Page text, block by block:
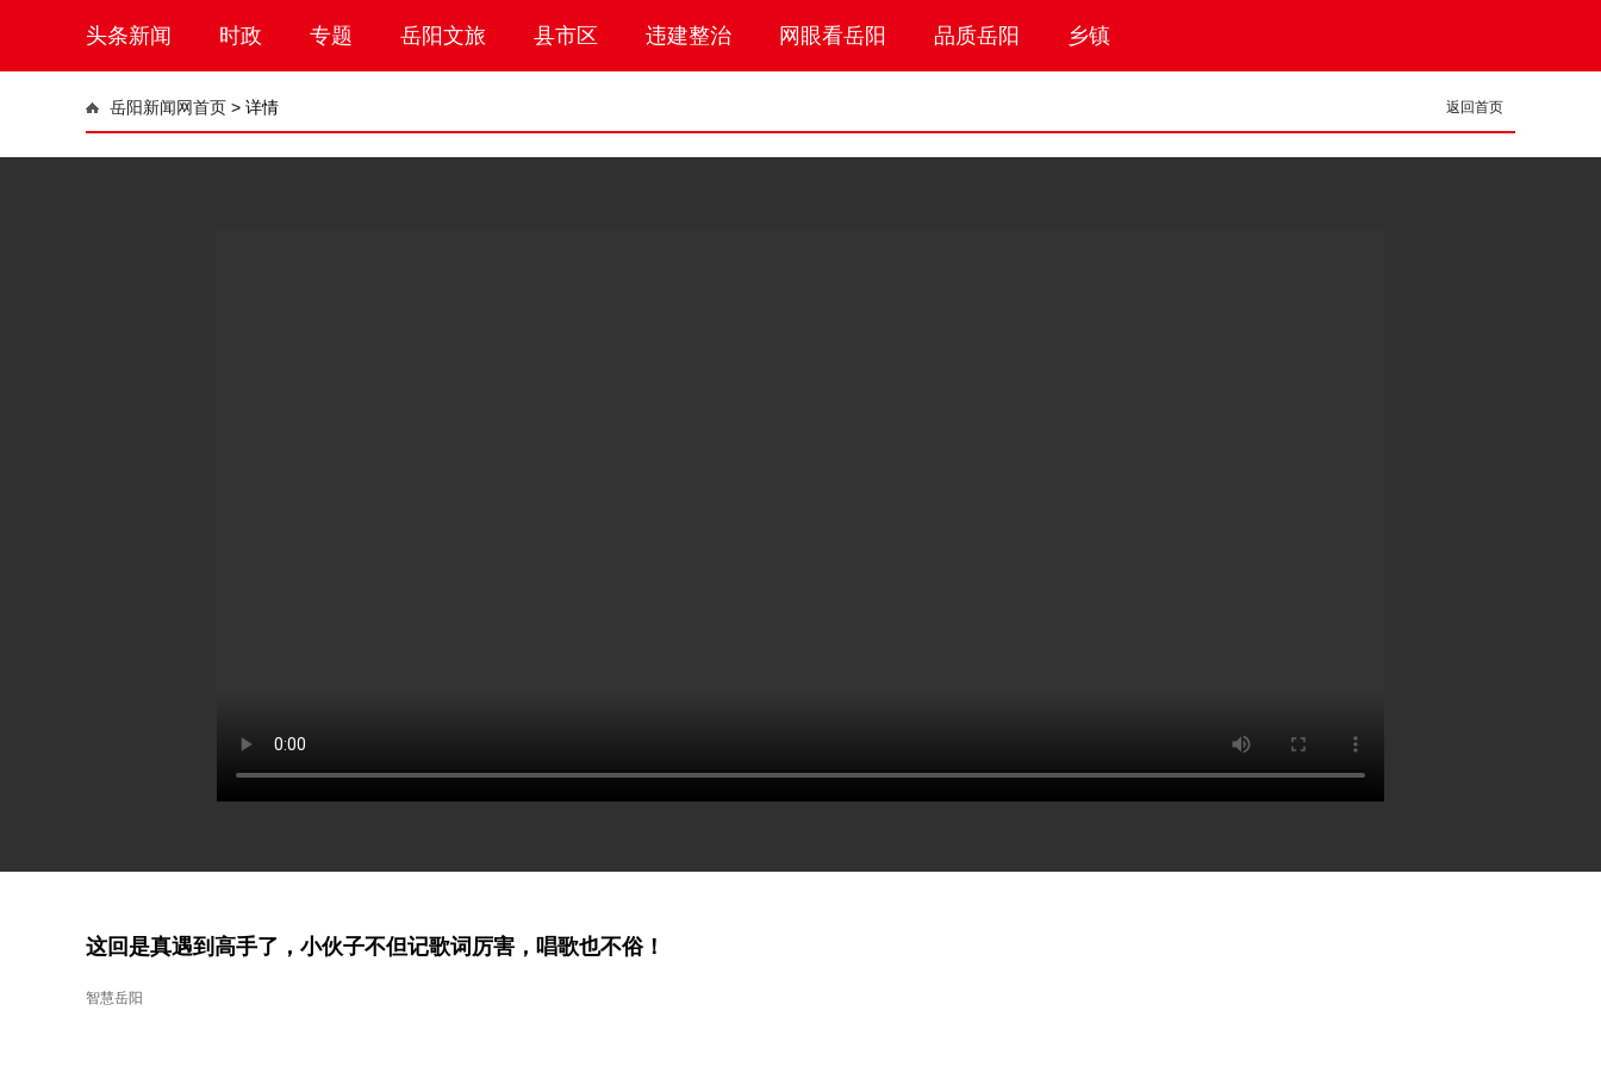
头条新闻 时政 专题 岳阳文旅 县市区 违建整治 网眼看岳阳 品质岳阳 乡镇
岳阳新闻网首页 > 详情 返回首页
这回是真遇到高手了，小伙子不但记歌词厉害，唱歌也不俗！
智慧岳阳